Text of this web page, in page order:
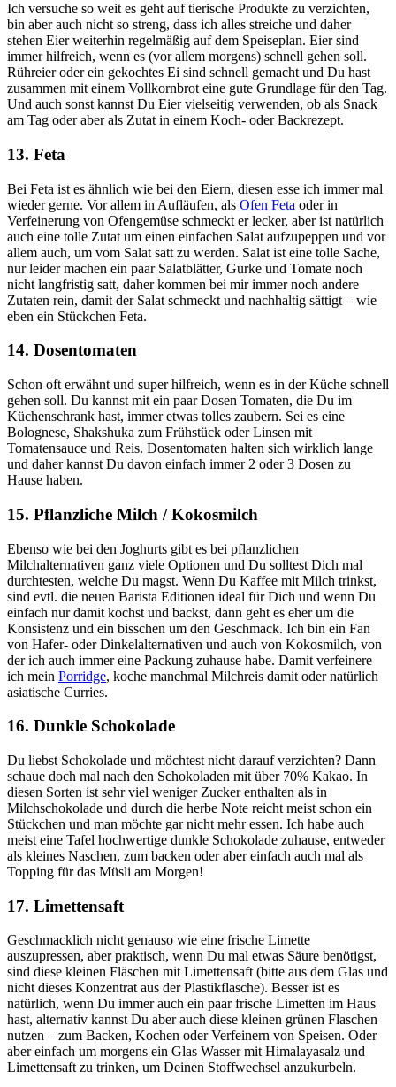
Ich versuche so weit es geht auf tierische Produkte zu verzichten,
bin aber auch nicht so streng, dass ich alles streiche und daher
stehen Eier weiterhin regelmäßig auf dem Speiseplan. Eier sind
immer hilfreich, wenn es (vor allem morgens) schnell gehen soll.
Rühreier oder ein gekochtes Ei sind schnell gemacht und Du hast
zusammen mit einem Vollkornbrot eine gute Grundlage für den Tag.
Und auch sonst kannst Du Eier vielseitig verwenden, ob als Snack
am Tag oder aber als Zutat in einem Koch- oder Backrezept.
13. Feta
Bei Feta ist es ähnlich wie bei den Eiern, diesen esse ich immer mal
wieder gerne. Vor allem in Aufläufen, als Ofen Feta oder in
Verfeinerung von Ofengemüse schmeckt er lecker, aber ist natürlich
auch eine tolle Zutat um einen einfachen Salat aufzupeppen und vor
allem auch, um vom Salat satt zu werden. Salat ist eine tolle Sache,
nur leider machen ein paar Salatblätter, Gurke und Tomate noch
nicht langfristig satt, daher kommen bei mir immer noch andere
Zutaten rein, damit der Salat schmeckt und nachhaltig sättigt – wie
eben ein Stückchen Feta.
14. Dosentomaten
Schon oft erwähnt und super hilfreich, wenn es in der Küche schnell
gehen soll. Du kannst mit ein paar Dosen Tomaten, die Du im
Küchenschrank hast, immer etwas tolles zaubern. Sei es eine
Bolognese, Shakshuka zum Frühstück oder Linsen mit
Tomatensauce und Reis. Dosentomaten halten sich wirklich lange
und daher kannst Du davon einfach immer 2 oder 3 Dosen zu
Hause haben.
15. Pflanzliche Milch / Kokosmilch
Ebenso wie bei den Joghurts gibt es bei pflanzlichen
Milchalternativen ganz viele Optionen und Du solltest Dich mal
durchtesten, welche Du magst. Wenn Du Kaffee mit Milch trinkst,
sind evtl. die neuen Barista Editionen ideal für Dich und wenn Du
einfach nur damit kochst und backst, dann geht es eher um die
Konsistenz und ein bisschen um den Geschmack. Ich bin ein Fan
von Hafer- oder Dinkelalternativen und auch von Kokosmilch, von
der ich auch immer eine Packung zuhause habe. Damit verfeinere
ich mein Porridge, koche manchmal Milchreis damit oder natürlich
asiatische Curries.
16. Dunkle Schokolade
Du liebst Schokolade und möchtest nicht darauf verzichten? Dann
schaue doch mal nach den Schokoladen mit über 70% Kakao. In
diesen Sorten ist sehr viel weniger Zucker enthalten als in
Milchschokolade und durch die herbe Note reicht meist schon ein
Stückchen und man möchte gar nicht mehr essen. Ich habe auch
meist eine Tafel hochwertige dunkle Schokolade zuhause, entweder
als kleines Naschen, zum backen oder aber einfach auch mal als
Topping für das Müsli am Morgen!
17. Limettensaft
Geschmacklich nicht genauso wie eine frische Limette
auszupressen, aber praktisch, wenn Du mal etwas Säure benötigst,
sind diese kleinen Fläschen mit Limettensaft (bitte aus dem Glas und
nicht dieses Konzentrat aus der Plastikflasche). Besser ist es
natürlich, wenn Du immer auch ein paar frische Limetten im Haus
hast, alternativ kannst Du aber auch diese kleinen grünen Flaschen
nutzen – zum Backen, Kochen oder Verfeinern von Speisen. Oder
aber einfach um morgens ein Glas Wasser mit Himalayasalz und
Limettensaft zu trinken, um Deinen Stoffwechsel anzukurbeln.